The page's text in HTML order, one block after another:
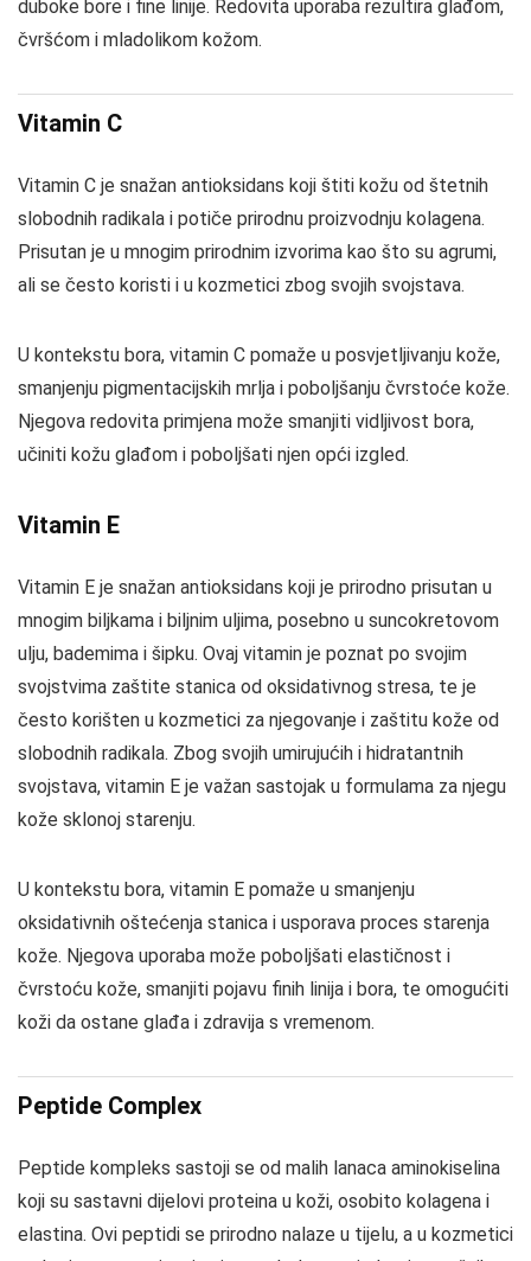
duboke bore i fine linije. Redovita uporaba rezultira glađom,
čvršćom i mladolikom kožom.
Vitamin C
Vitamin C je snažan antioksidans koji štiti kožu od štetnih
slobodnih radikala i potiče prirodnu proizvodnju kolagena.
Prisutan je u mnogim prirodnim izvorima kao što su agrumi,
ali se često koristi i u kozmetici zbog svojih svojstava.
U kontekstu bora, vitamin C pomaže u posvjetljivanju kože,
smanjenju pigmentacijskih mrlja i poboljšanju čvrstoće kože.
Njegova redovita primjena može smanjiti vidljivost bora,
učiniti kožu glađom i poboljšati njen opći izgled.
Vitamin E
Vitamin E je snažan antioksidans koji je prirodno prisutan u
mnogim biljkama i biljnim uljima, posebno u suncokretovom
ulju, bademima i šipku. Ovaj vitamin je poznat po svojim
svojstvima zaštite stanica od oksidativnog stresa, te je
često korišten u kozmetici za njegovanje i zaštitu kože od
slobodnih radikala. Zbog svojih umirujućih i hidratantnih
svojstava, vitamin E je važan sastojak u formulama za njegu
kože sklonoj starenju.
U kontekstu bora, vitamin E pomaže u smanjenju
oksidativnih oštećenja stanica i usporava proces starenja
kože. Njegova uporaba može poboljšati elastičnost i
čvrstoću kože, smanjiti pojavu finih linija i bora, te omogućiti
koži da ostane glađa i zdravija s vremenom.
Peptide Complex
Peptide kompleks sastoji se od malih lanaca aminokiselina
koji su sastavni dijelovi proteina u koži, osobito kolagena i
elastina. Ovi peptidi se prirodno nalaze u tijelu, a u kozmetici